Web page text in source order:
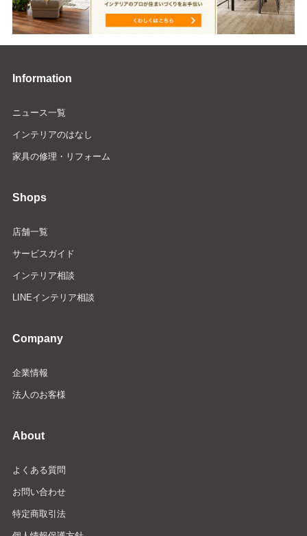
Information
ニュース一覧
インテリアのはなし
家具の修理・リフォーム
Shops
店舗一覧
サービスガイド
インテリア相談
LINEインテリア相談
Company
企業情報
法人のお客様
About
よくある質問
お問い合わせ
特定商取引法